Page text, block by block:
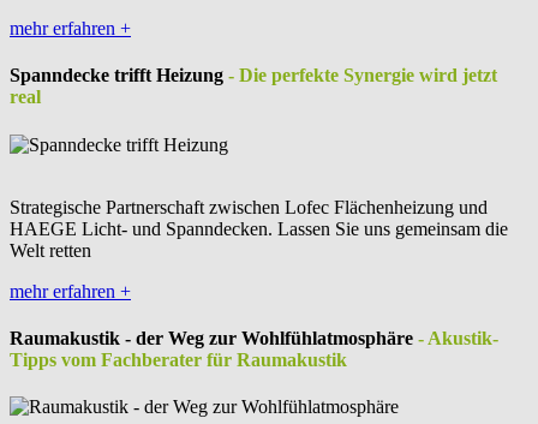
mehr erfahren +
Spanndecke trifft Heizung - Die perfekte Synergie wird jetzt
real
Strategische Partnerschaft zwischen Lofec Flächenheizung und
HAEGE Licht- und Spanndecken. Lassen Sie uns gemeinsam die
Welt retten
mehr erfahren +
Raumakustik - der Weg zur Wohlfühlatmosphäre - Akustik-
Tipps vom Fachberater für Raumakustik